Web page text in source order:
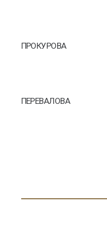
ПРОКУРОВА
ПЕРЕВАЛОВА